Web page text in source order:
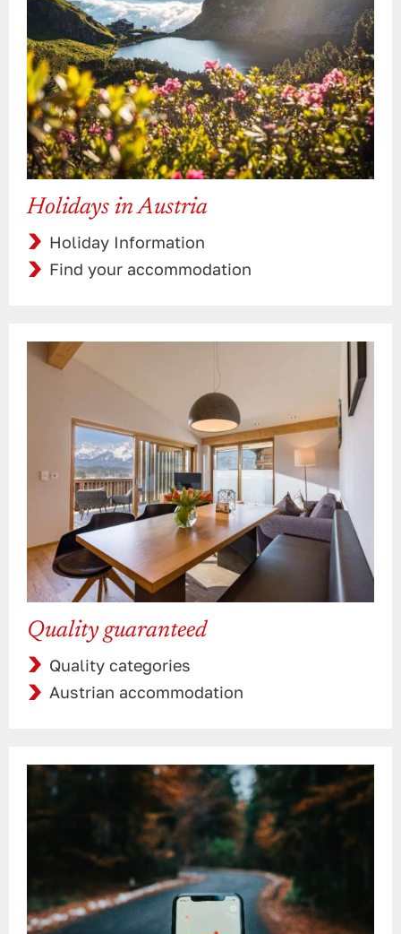
Holidays in Austria
Holiday Information
Find your accommodation
Quality guaranteed
Quality categories
Austrian accommodation